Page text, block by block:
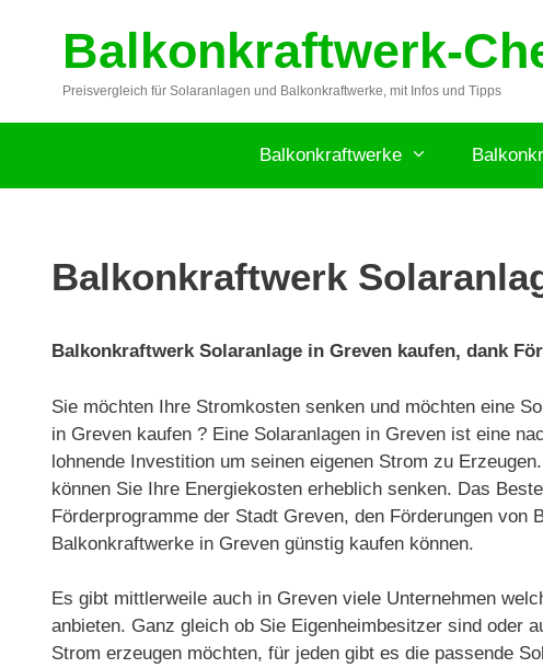
springenBalkonkraftwerk-
Preisvergleich für Solaranlagen und Balkonkraftwerke, mit Infos und Tipps
Balkonkraftwerke
Balkonkraftwerk
Balkonkraftwerk Solaranlage in Greven kaufen, dank
Sie möchten Ihre Stromkosten senken und möchten eine
in Greven kaufen ? Eine Solaranlagen in Greven ist eine
lohnende Investition um seinen eigenen Strom zu
können Sie Ihre Energiekosten erheblich senken. Das
Förderprogramme der Stadt Greven, den Förderungen von
Balkonkraftwerke in Greven günstig kaufen können.
Es gibt mittlerweile auch in Greven viele Unternehmen
anbieten. Ganz gleich ob Sie Eigenheimbesitzer sind oder
Strom erzeugen möchten, für jeden gibt es die passende